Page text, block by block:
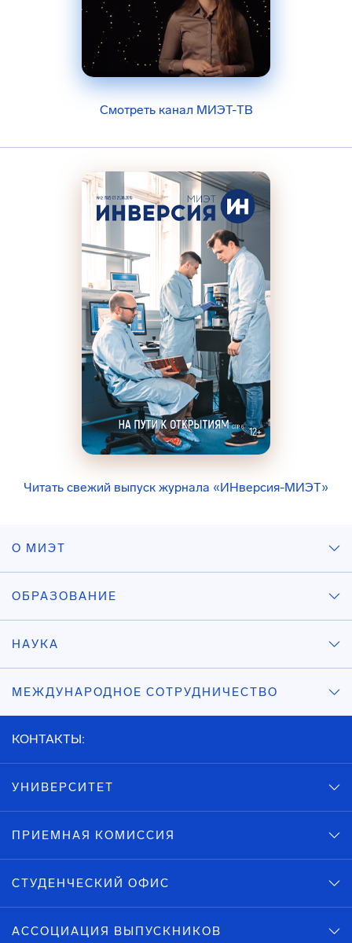
Смотреть канал МИЭТ-ТВ
Читать свежий выпуск журнала «ИНверсия-МИЭТ»
О МИЭТ
ОБРАЗОВАНИЕ
НАУКА
МЕЖДУНАРОДНОЕ СОТРУДНИЧЕСТВО
КОНТАКТЫ:
УНИВЕРСИТЕТ
ПРИЕМНАЯ КОМИССИЯ
СТУДЕНЧЕСКИЙ ОФИС
АССОЦИАЦИЯ ВЫПУСКНИКОВ